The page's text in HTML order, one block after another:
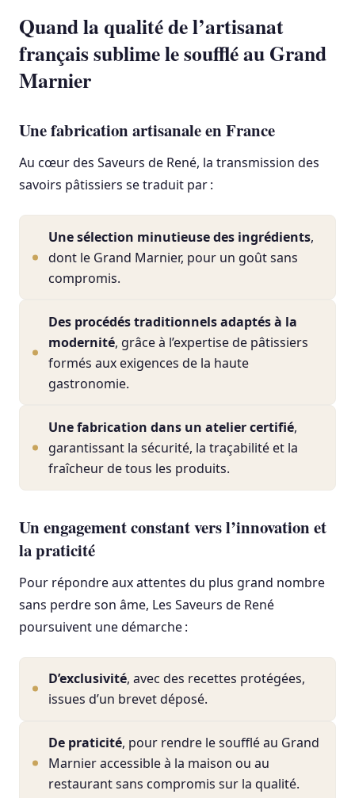
Quand la qualité de l’artisanat
français sublime le soufflé au Grand
Marnier
Une fabrication artisanale en France
Au cœur des Saveurs de René, la transmission des
savoirs pâtissiers se traduit par :
Une sélection minutieuse des ingrédients,
dont le Grand Marnier, pour un goût sans
compromis.
Des procédés traditionnels adaptés à la
modernité, grâce à l’expertise de pâtissiers
formés aux exigences de la haute
gastronomie.
Une fabrication dans un atelier certifié,
garantissant la sécurité, la traçabilité et la
fraîcheur de tous les produits.
Un engagement constant vers l’innovation et
la praticité
Pour répondre aux attentes du plus grand nombre
sans perdre son âme, Les Saveurs de René
poursuivent une démarche :
D’exclusivité, avec des recettes protégées,
issues d’un brevet déposé.
De praticité, pour rendre le soufflé au Grand
Marnier accessible à la maison ou au
restaurant sans compromis sur la qualité.